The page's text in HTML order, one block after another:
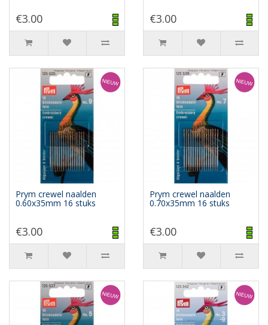
€3.00 €3.00
Prym crewel naalden
0.60x35mm 16 stuks
€3.00
Prym crewel naalden
0.70x35mm 16 stuks
€3.00